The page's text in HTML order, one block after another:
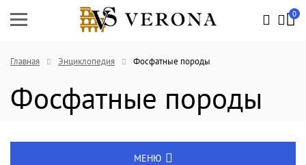
0
Главная Энциклопедия Фосфатные породы
Фосфатные породы
МЕНЮ